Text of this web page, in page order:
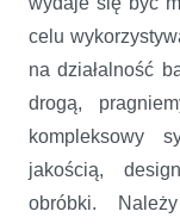
celu
na działalność
drogą,
kompleksowy
jakością,
obróbki.